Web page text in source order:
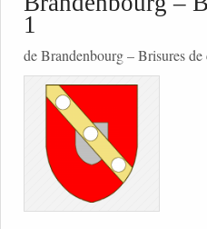
1
de Brandenbourg – Brisures de